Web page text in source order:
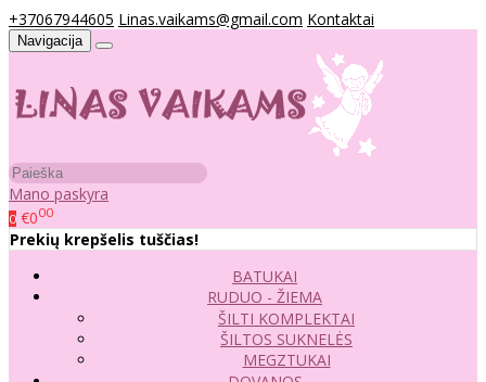
+37067944605 Linas.vaikams@gmail.com Kontaktai
Navigacija
Mano paskyra
0 €000
Prekių krepšelis tuščias!
BATUKAI
RUDUO - ŽIEMA
ŠILTI KOMPLEKTAI
ŠILTOS SUKNELĖS
MEGZTUKAI